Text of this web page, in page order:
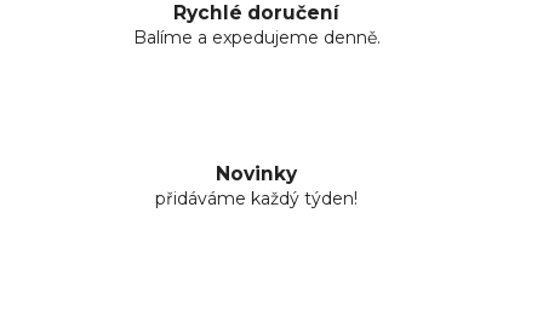
Rychlé doručení
Balíme a expedujeme denně.
Novinky
přidáváme každý týden!